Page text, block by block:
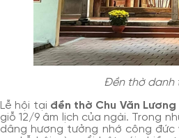
Đền thờ danh
Lễ hội tại đền thờ Chu Văn Lương
giỗ 12/9 âm lịch của ngài. Trong
dâng hương tưởng nhớ công